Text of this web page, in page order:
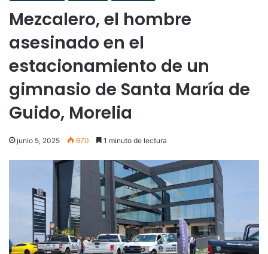
Mezcalero, el hombre
asesinado en el
estacionamiento de un
gimnasio de Santa María de
Guido, Morelia
junio 5, 2025 670 1 minuto de lectura